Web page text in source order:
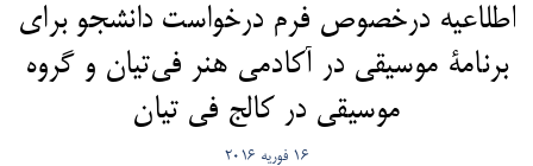
اطلاعیه درخصوص فرم درخواست دانشجو برای
برنامۀ موسیقی در آکادمی هنر فی‌تیان و گروه
موسیقی در کالج فی تیان
16 فوریه 2016